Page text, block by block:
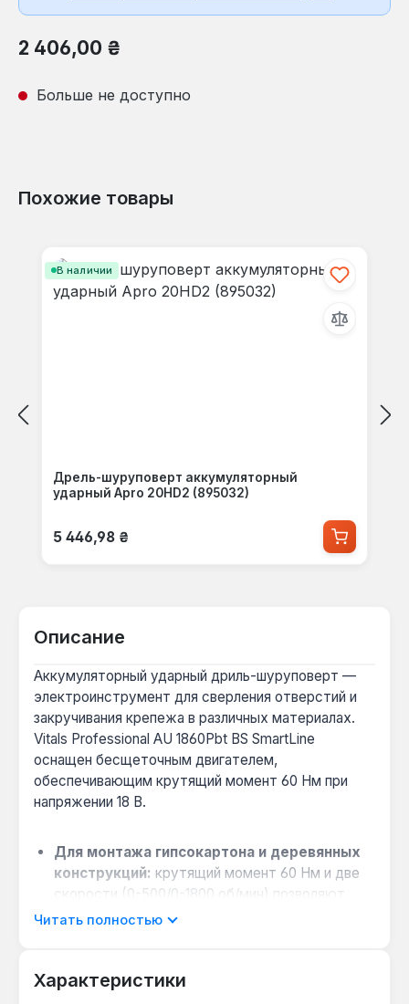
Обычная цена:
2 406,00 ₴
Больше не доступно
Похожие товары
В наличии
Дрель-шуруповерт аккумуляторный
ударный Apro 20HD2 (895032)
Обычная цена:
5 446,98 ₴
Описание
Аккумуляторный ударный дриль-шуруповерт —
электроинструмент для сверления отверстий и
закручивания крепежа в различных материалах.
Vitals Professional AU 1860Pbt BS SmartLine
оснащен бесщеточным двигателем,
обеспечивающим крутящий момент 60 Нм при
напряжении 18 В.
Для монтажа гипсокартона и деревянных
конструкций: крутящий момент 60 Нм и две
скорости (0-500/0-1800 об/мин) позволяют
закручивать саморезы без предварительного
Работа с твердыми материалами:
Читать полностью
Характеристики